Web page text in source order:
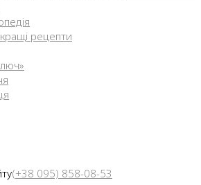
рецепти
(+38 095) 858-08-53